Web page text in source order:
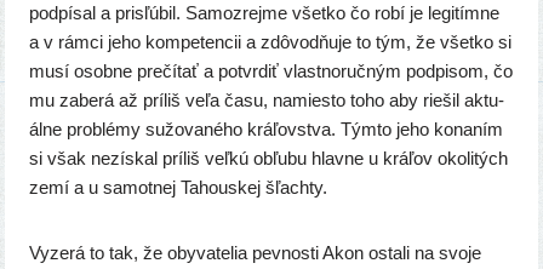
pod­pí­sal a pri­sľú­bil. Samozrejme všet­ko čo robí je legi­tím­ne
a v rám­ci jeho kom­pe­ten­cii a zdô­vod­ňu­je to tým, že všet­ko si
musí osob­ne pre­čí­tať a potvr­diť vlast­no­ruč­ným pod­pi­som, čo
mu zabe­rá až prí­liš veľa času, namies­to toho aby rie­šil aktu­
ál­ne prob­lé­my sužo­va­né­ho krá­ľov­stva. Týmto jeho kona­ním
si však nezís­kal prí­liš veľ­kú obľu­bu hlav­ne u krá­ľov oko­li­tých
zemí a u samot­nej Tahouskej šľachty.
Vyzerá to tak, že oby­va­te­lia pev­nos­ti Akon osta­li na svo­je